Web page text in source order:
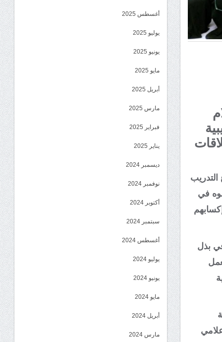
التدريب
في
بذل
أغسطس 2025
يوليو 2025
يونيو 2025
مايو 2025
أبريل 2025
مارس 2025
فبراير 2025
يناير 2025
ديسمبر 2024
نوفمبر 2024
أكتوبر 2024
سبتمبر 2024
أغسطس 2024
يوليو 2024
يونيو 2024
مايو 2024
أبريل 2024
مارس 2024